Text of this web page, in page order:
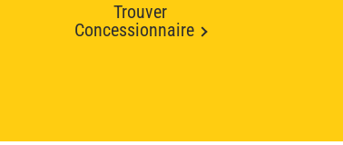
Trouver
Concessionnaire